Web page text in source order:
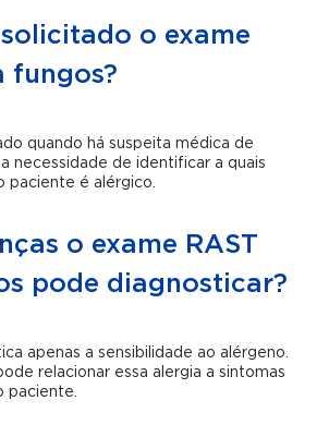
o exame
fungos?
quando há suspeita médica de
necessidade de identificar a quais
paciente é alérgico.
o exame RAST
pode diagnosticar?
apenas a sensibilidade ao alérgeno.
relacionar essa alergia a sintomas
paciente.